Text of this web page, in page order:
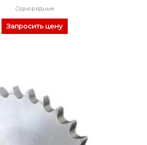
Однорядные
Запросить цену